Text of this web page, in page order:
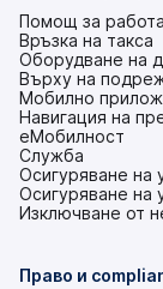
Помощ за работа
Връзка на такса
Оборудване на
Върху на
Мобилно
Навигация на
еМобилност
Служба
Осигуряване на
Осигуряване на
Изключване от
Право и